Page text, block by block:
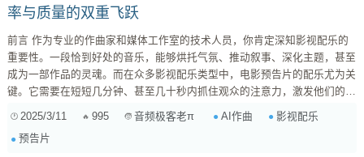
率与质量的双重飞跃
前言 作为专业的作曲家和媒体工作室的技术人员，你肯定深知影视配乐的
重要性。一段恰到好处的音乐，能够烘托气氛、推动叙事、深化主题，甚至
成为一部作品的灵魂。而在众多影视配乐类型中，电影预告片的配乐尤为关
键。它需要在短短几分钟、甚至几十秒内抓住观众的注意力，激发他们的观
限： 尤其是对于一些独立电影或小型项目，配乐预算可...
2025/3/11 995 音频极客老π AI作曲
影视配乐
预告片